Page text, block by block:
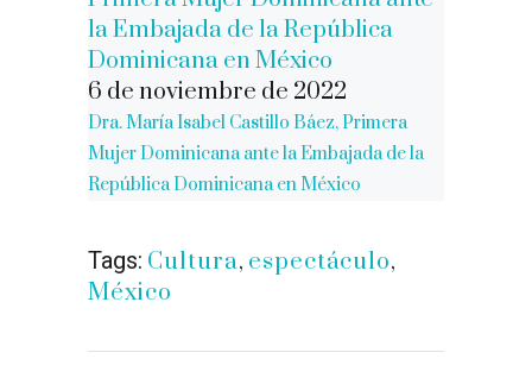
6 de noviembre de 2022
Dra. María Isabel Castillo Báez, Primera
Mujer Dominicana ante la Embajada de la
República Dominicana en México
Tags: Cultura, espectáculo,
México